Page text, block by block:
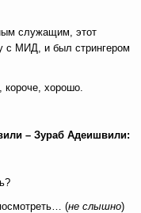
служащим, этот
с МИД, и был стрингером
хорошо.
– Зураб Адеишвили:
(не слышно)